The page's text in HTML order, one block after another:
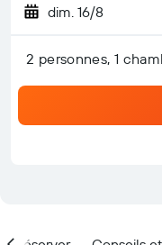
dim. 16/8
2 personnes, 1